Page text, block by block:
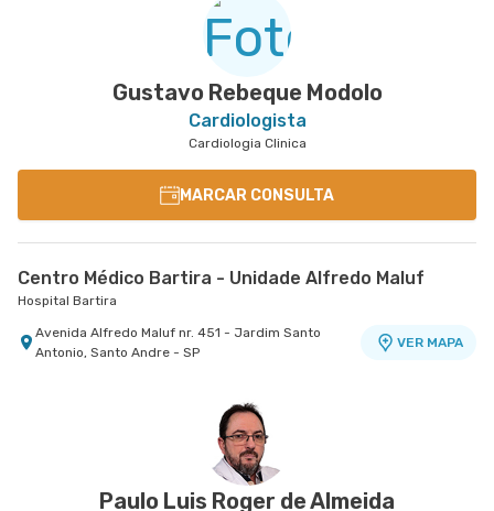
Gustavo Rebeque Modolo
Cardiologista
Cardiologia Clinica
MARCAR CONSULTA
Centro Médico Bartira - Unidade Alfredo Maluf
Hospital Bartira
Avenida Alfredo Maluf nr. 451 - Jardim Santo
Antonio, Santo Andre - SP
VER MAPA
Paulo Luis Roger de Almeida